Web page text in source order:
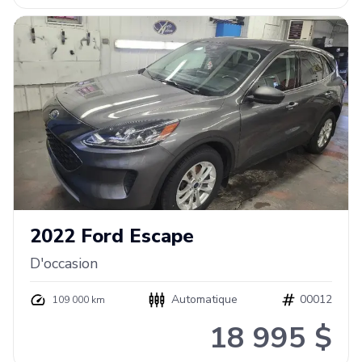
2022 Ford Escape
D'occasion
109 000 km Automatique 00012
18 995 $